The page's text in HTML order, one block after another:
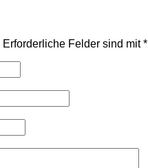
Erforderliche Felder sind mit*